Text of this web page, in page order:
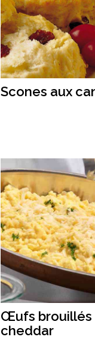
Scones aux
Œufs brouillés
cheddar